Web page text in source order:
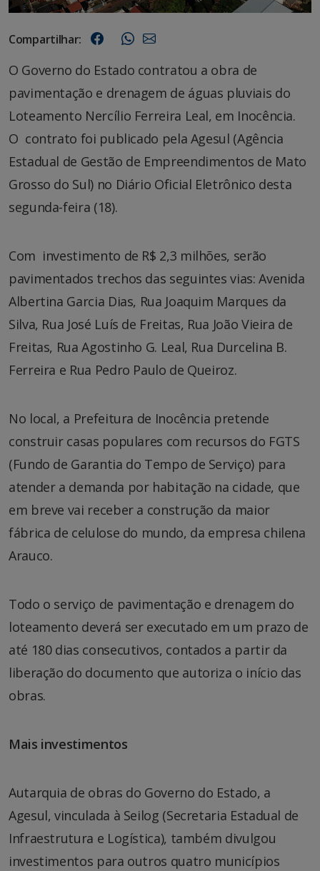
Compartilhar:
O Governo do Estado contratou a obra de
pavimentação e drenagem de águas pluviais do
Loteamento Nercílio Ferreira Leal, em Inocência.
O contrato foi publicado pela Agesul (Agência
Estadual de Gestão de Empreendimentos de Mato
Grosso do Sul) no Diário Oficial Eletrônico desta
segunda-feira (18).
Com investimento de R$ 2,3 milhões, serão
pavimentados trechos das seguintes vias: Avenida
Albertina Garcia Dias, Rua Joaquim Marques da
Silva, Rua José Luís de Freitas, Rua João Vieira de
Freitas, Rua Agostinho G. Leal, Rua Durcelina B.
Ferreira e Rua Pedro Paulo de Queiroz.
No local, a Prefeitura de Inocência pretende
construir casas populares com recursos do FGTS
(Fundo de Garantia do Tempo de Serviço) para
atender a demanda por habitação na cidade, que
em breve vai receber a construção da maior
fábrica de celulose do mundo, da empresa chilena
Arauco.
Todo o serviço de pavimentação e drenagem do
loteamento deverá ser executado em um prazo de
até 180 dias consecutivos, contados a partir da
liberação do documento que autoriza o início das
obras.
Mais investimentos
Autarquia de obras do Governo do Estado, a
Agesul, vinculada à Seilog (Secretaria Estadual de
Infraestrutura e Logística), também divulgou
investimentos para outros quatro municípios